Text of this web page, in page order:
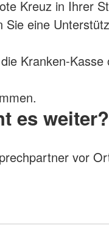
Kreuz in Ihrer
eine
Kranken-Kasse
es weiter?
vor